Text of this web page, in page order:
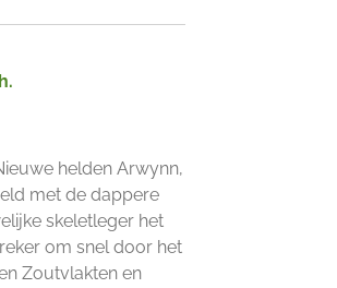
helden Arwynn,
met de dappere
skeletleger het
om snel door het
Zoutvlakten en